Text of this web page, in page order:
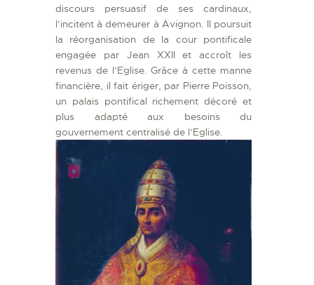
discours persuasif de ses cardinaux,
l’incitent à demeurer à Avignon. Il poursuit
la réorganisation de la cour pontificale
engagée par Jean XXII et accroît les
revenus de l’Eglise. Grâce à cette manne
financière, il fait ériger, par Pierre Poisson,
un palais pontifical richement décoré et
plus adapté aux besoins du
gouvernement centralisé de l’Eglise.